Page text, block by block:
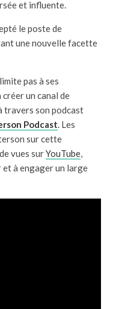
et influente.
le poste de
une nouvelle facette
pas à ses
un canal de
travers son podcast
Podcast . Les
sur cette
vues surYouTube
à engager un large